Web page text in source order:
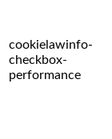
cookielawinfo-
checkbox-
performance